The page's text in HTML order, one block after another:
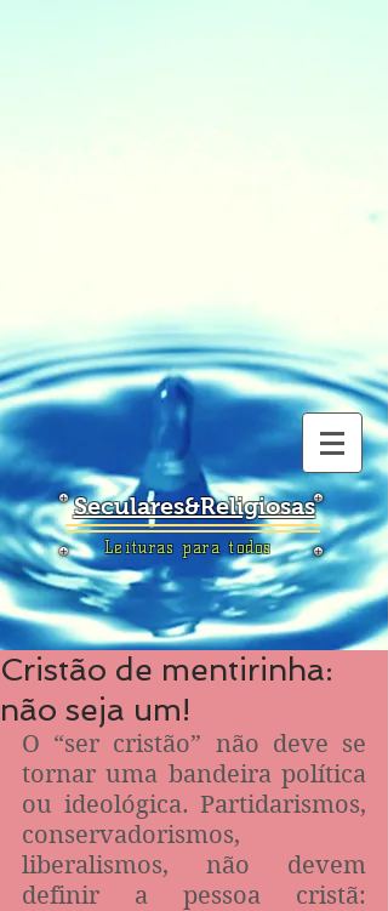
Seculares&Religiosas
Leituras para todos
Cristão de mentirinha:
não seja um!
O “ser cristão” não deve se
tornar uma bandeira política
ou ideológica. Partidarismos,
conservadorismos,
liberalismos, não devem
definir a pessoa cristã: